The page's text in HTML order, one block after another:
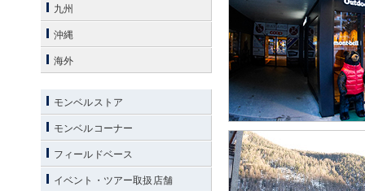
九州
沖縄
海外
モンベルストア
モンベルコーナー
フィールドベース
イベント・ツアー取扱店舗